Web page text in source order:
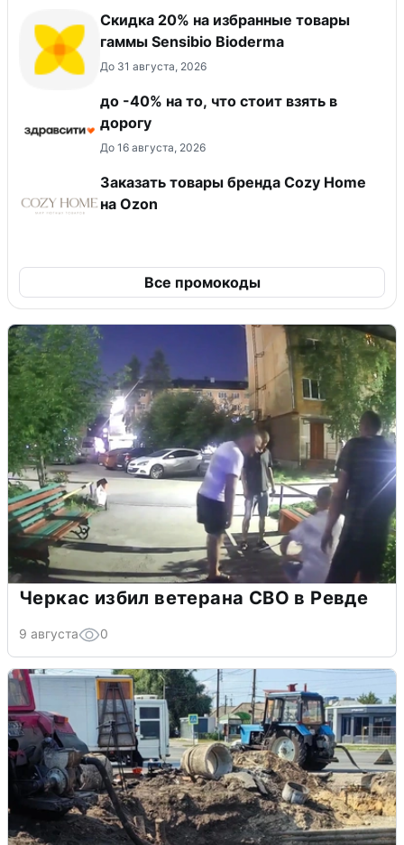
Скидка 20% на избранные товары
гаммы Sensibio Bioderma
До 31 августа, 2026
до -40% на то, что стоит взять в
дорогу
До 16 августа, 2026
Заказать товары бренда Cozy Home
на Ozon
Все промокоды
Черкас избил ветерана СВО в Ревде
9 августа 0